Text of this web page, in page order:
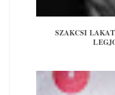
SZAKCSI